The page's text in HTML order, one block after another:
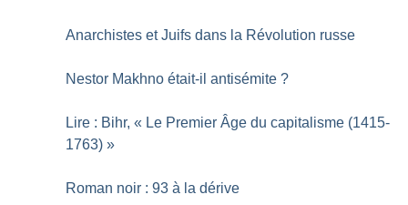
Anarchistes et Juifs dans la Révolution russe
Nestor Makhno était-il antisémite ?
Lire : Bihr, « Le Premier Âge du capitalisme (1415-
1763) »
Roman noir : 93 à la dérive